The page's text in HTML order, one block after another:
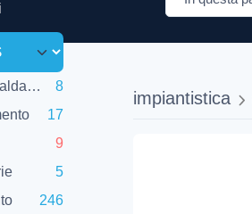
8
17
9
5
246
impiantistica